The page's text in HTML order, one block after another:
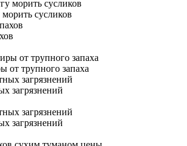
сусликов
от трупного запаха
загрязнений
загрязнений